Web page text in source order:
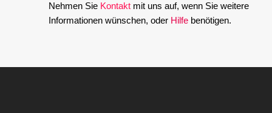
Nehmen Sie Kontakt mit uns auf, wenn Sie weitere
Informationen wünschen, oder Hilfe benötigen.